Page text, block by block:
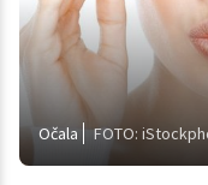
Očala FOTO: